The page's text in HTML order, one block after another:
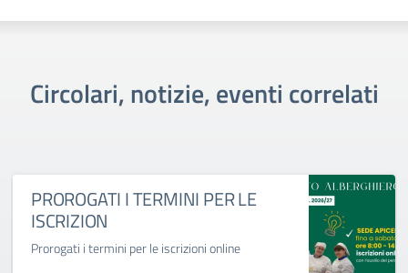
Circolari, notizie, eventi correlati
PROROGATI I TERMINI PER LE
ISCRIZION
Prorogati i termini per le iscrizioni online